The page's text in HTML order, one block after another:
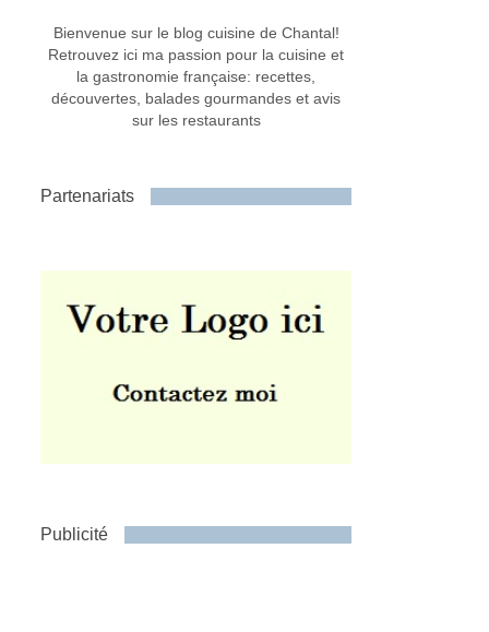
Bienvenue sur le blog cuisine de Chantal!
Retrouvez ici ma passion pour la cuisine et
la gastronomie française: recettes,
découvertes, balades gourmandes et avis
sur les restaurants
Partenariats
Publicité